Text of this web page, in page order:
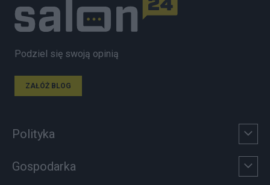
Podziel się swoją opinią
ZAŁÓŻ BLOG
Polityka
Gospodarka